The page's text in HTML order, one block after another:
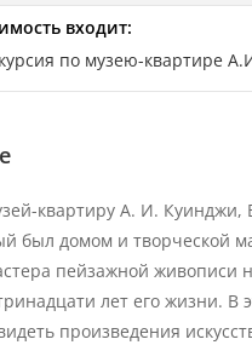
входит:
по музею-квартире
квартиру А. И. Куинджи,
был домом и творческой
пейзажной живописи
лет его жизни. В
произведения